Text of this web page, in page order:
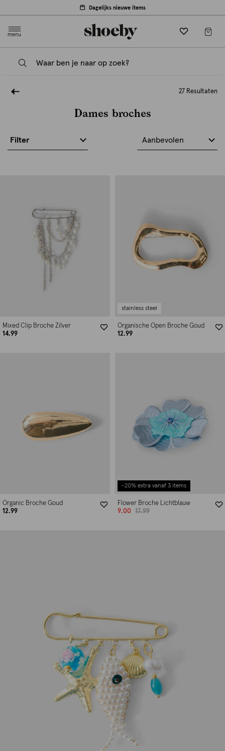
Dagelijks nieuwe items
menu
27 Resultaten
Dames broches
Filter Aanbevolen
Mixed Clip Broche Zilver
14.99
stainless steel
Organische Open Broche Goud
12.99
Organic Broche Goud
12.99
-20% extra vanaf 3 items
Flower Broche Lichtblauw
9.00
17.99